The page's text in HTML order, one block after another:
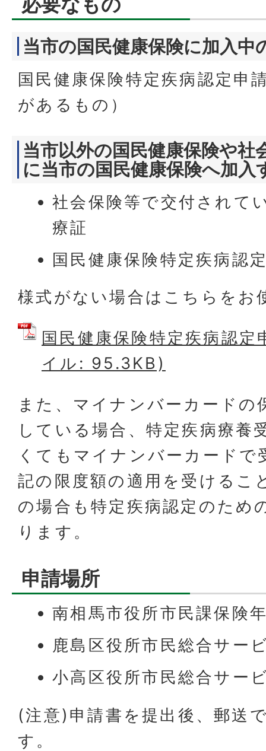
当市の国民健康保険に加入中
国民健康保険特定疾病認定申
があるもの）
当市以外の国民健康保険や社
に当市の国民健康保険へ加入
社会保険等で交付されて
療証
国民健康保険特定疾病認
様式がない場合はこちらをお
国民健康保険特定疾病認
イル: 95.3KB)
また、マイナンバーカードの
している場合、特定疾病療養
くてもマイナンバーカードで
記の限度額の適用を受けるこ
の場合も特定疾病認定のため
ります。
申請場所
南相馬市役所市民課保険
鹿島区役所市民総合サー
小高区役所市民総合サー
(注意)申請書を提出後、郵送
す。